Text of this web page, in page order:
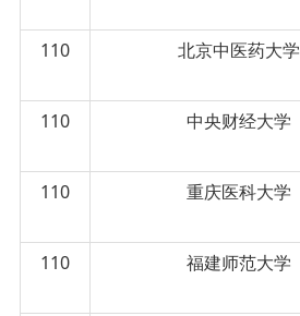
110
北京中医药大学
110
中央财经大学
110
重庆医科大学
110
福建师范大学